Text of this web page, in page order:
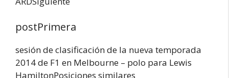
postPrimera
sesión de clasificación de la nueva temporada
2014 de F1 en Melbourne – polo para Lewis
HamiltonPosiciones similares